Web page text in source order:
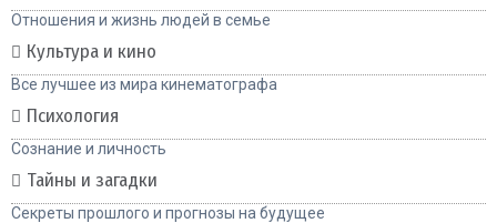
Отношения и жизнь людей в семье
Культура и кино
Все лучшее из мира кинематографа
Психология
Сознание и личность
Тайны и загадки
Секреты прошлого и прогнозы на будущее